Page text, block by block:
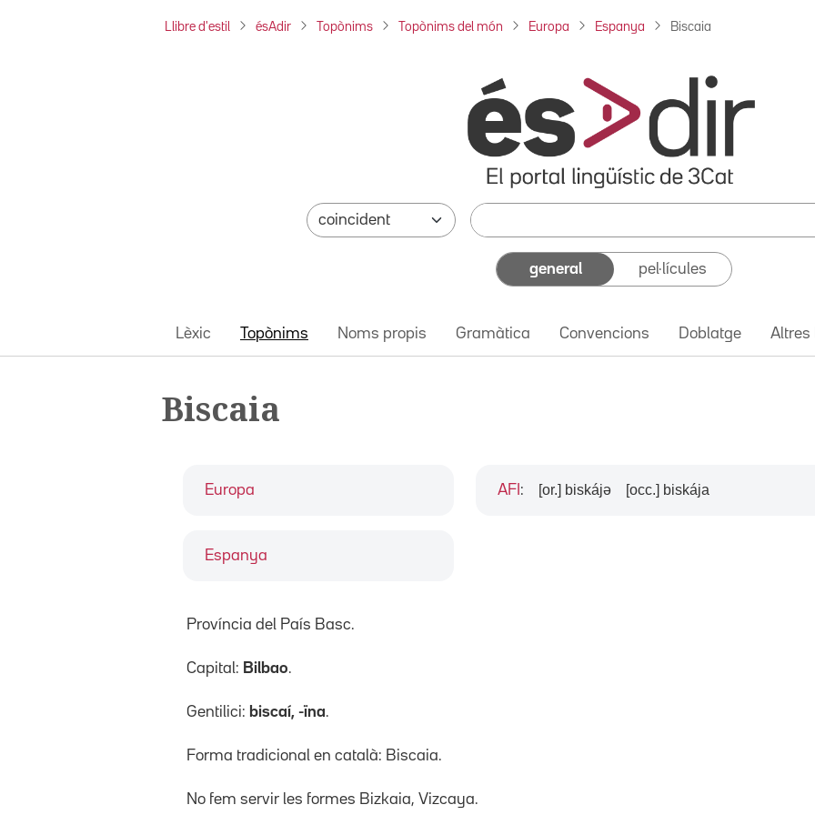
Llibre d'estil ésAdir Topònims Topònims del món Europa Espanya Biscaia
general pel·lícules
Lèxic Topònims Noms propis Gramàtica Convencions Doblatge Altres
Biscaia
Europa
Espanya
AFI : [or.] biskájə [occ.] biskája
Província del País Basc.
Capital: Bilbao.
Gentilici: biscaí, -ïna.
Forma tradicional en català: Biscaia.
No fem servir les formes Bizkaia, Vizcaya.